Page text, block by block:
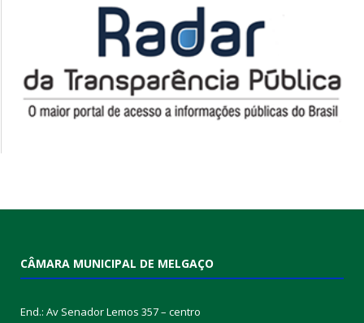
CÂMARA MUNICIPAL DE MELGAÇO
End.: Av Senador Lemos 357 – centro